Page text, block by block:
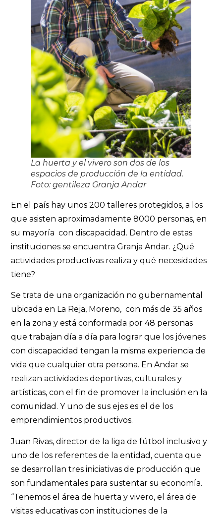
La huerta y el vivero son dos de los
espacios de producción de la entidad.
Foto: gentileza Granja Andar
En el país hay unos 200 talleres protegidos, a los
que asisten aproximadamente 8000 personas, en
su mayoría con discapacidad. Dentro de estas
instituciones se encuentra Granja Andar. ¿Qué
actividades productivas realiza y qué necesidades
tiene?
Se trata de una organización no gubernamental
ubicada en La Reja, Moreno, con más de 35 años
en la zona y está conformada por 48 personas
que trabajan día a día para lograr que los jóvenes
con discapacidad tengan la misma experiencia de
vida que cualquier otra persona. En Andar se
realizan actividades deportivas, culturales y
artísticas, con el fin de promover la inclusión en la
comunidad. Y uno de sus ejes es el de los
emprendimientos productivos.
Juan Rivas, director de la liga de fútbol inclusivo y
uno de los referentes de la entidad, cuenta que
se desarrollan tres iniciativas de producción que
son fundamentales para sustentar su economía.
“Tenemos el área de huerta y vivero, el área de
visitas educativas con instituciones de la